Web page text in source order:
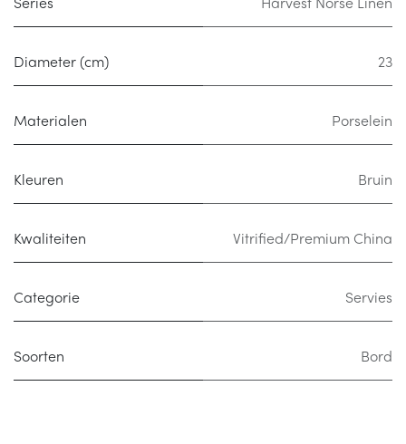
Series Harvest Norse Linen
Diameter (cm) 23
Materialen Porselein
Kleuren Bruin
Kwaliteiten Vitrified/Premium China
Categorie Servies
Soorten Bord